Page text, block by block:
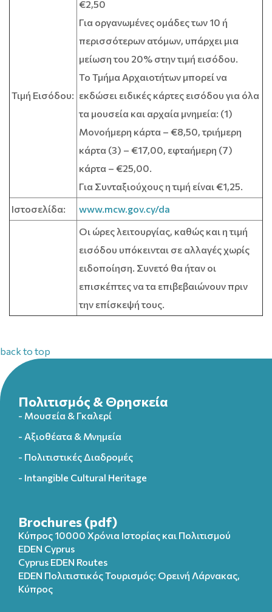
Τιμή Εισόδου:
€2,50
Για οργανωμένες ομάδες των 10 ή
περισσότερων ατόμων, υπάρχει μια
μείωση του 20% στην τιμή εισόδου.
Το Τμήμα Αρχαιοτήτων μπορεί να
εκδώσει ειδικές κάρτες εισόδου για όλα
τα μουσεία και αρχαία μνημεία: (1)
Μονοήμερη κάρτα – €8,50, τριήμερη
κάρτα (3) – €17,00, εφταήμερη (7)
κάρτα – €25,00.
Για Συνταξιούχους η τιμή είναι €1,25.
Ιστοσελίδα:
www.mcw.gov.cy/da
Οι ώρες λειτουργίας, καθώς και η τιμή
εισόδου υπόκεινται σε αλλαγές χωρίς
ειδοποίηση. Συνετό θα ήταν οι
επισκέπτες να τα επιβεβαιώνουν πριν
την επίσκεψή τους.
back to top
Πολιτισμός & Θρησκεία
- Μουσεία & Γκαλερί
- Αξιοθέατα & Μνημεία
- Πολιτιστικές Διαδρομές
- Intangible Cultural Heritage
Brochures (pdf)
Κύπρος 10000 Χρόνια Ιστορίας και Πολιτισμού
EDEN Cyprus
Cyprus EDEN Routes
EDEN Πολιτιστικός Τουρισμός: Ορεινή Λάρνακας,
Κύπρος